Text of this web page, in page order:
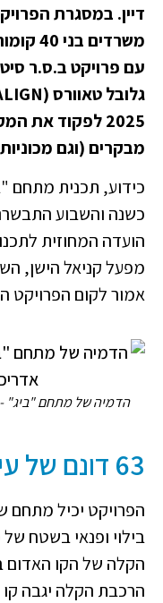
דיין. במסגרת
עם פרויקט ב.ס.ר
2025 לפקוד את
מבקרים (וגם
כידוע, תכנית מתחם
כשנה והשבוע
הועדה המחוזית
מפעל קניאל הישן,
אמור לקום הפרויקט
הדמיה של מתחם "ביג" -
63 דונם של עירוב שימושים
הפרויקט יכיל מתחם
הקלה של הקו האדום
הרכבת הקלה יגבה